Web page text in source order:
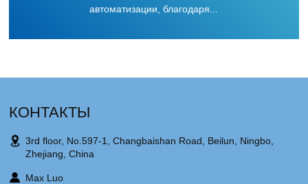
автоматизации, благодаря...
КОНТАКТЫ
3rd floor, No.597-1, Changbaishan Road, Beilun, Ningbo,
Zhejiang, China
Max Luo